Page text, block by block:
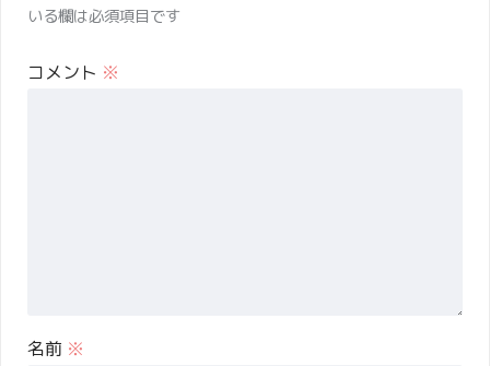
いる欄は必須項目です
コメント ※
名前 ※